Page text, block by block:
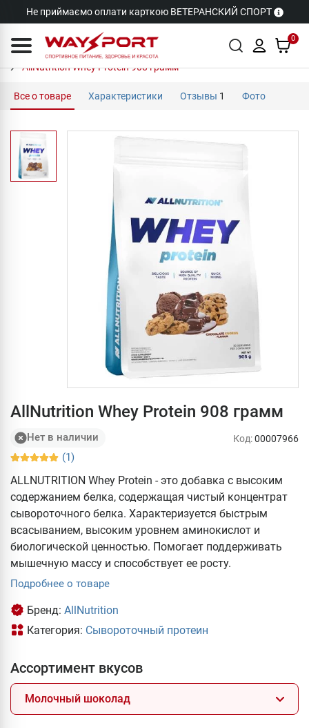
Не приймаємо оплати карткою ВЕТЕРАНСКИЙ СПОРТ
0
AllNutrition Whey Protein 908 грамм
Все о товаре Характеристики Отзывы 1 Фото
AllNutrition Whey Protein 908 грамм
Нет в наличии
(1)
Код:00007966
ALLNUTRITION Whey Protein - это добавка с высоким
содержанием белка, содержащая чистый концентрат
сывороточного белка. Характеризуется быстрым
всасыванием, высоким уровнем аминокислот и
биологической ценностью. Помогает поддерживать
мышечную массу и способствует ее росту.
Подробнее о товаре
Бренд: AllNutrition
Категория: Сывороточный протеин
Ассортимент вкусов
Молочный шоколад